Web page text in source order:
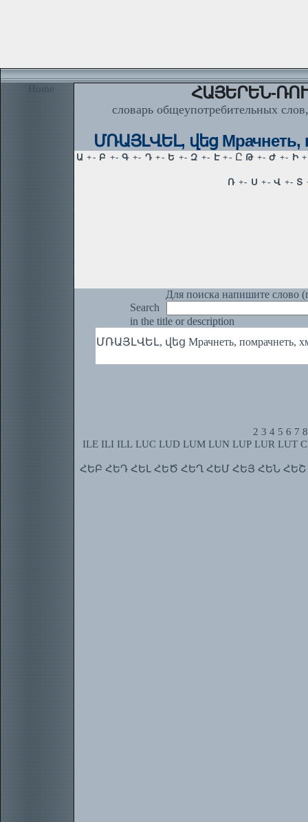
Home ՀԱՅԵՐԵՆ-
словарь общеупотребительных
ՄՌԱՅԼՎԵԼ, վեց Мрачнеть,
Для поиска напишите слово
Search
in the title or description
ՄՌԱՅԼՎԵԼ, վեց Мрачнеть, помрачнеть,
2 3 4 5 6 7 8
ILE ILI ILL LUC LUD LUM LUN LUP LUR LUT
ՀԵԲ ՀԵԴ ՀԵԼ ՀԵԾ ՀԵՂ ՀԵՄ ՀԵՅ ՀԵՆ ՀԵՇ